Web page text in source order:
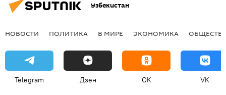
Узбекистан
НОВОСТИ ПОЛИТИКА В МИРЕ ЭКОНОМИКА
Telegram Дзен OK VK